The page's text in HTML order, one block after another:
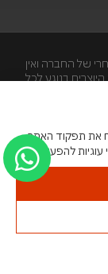
של החברה ואין
בנוגע לכל
את תפקוד האתר
להפעיל.